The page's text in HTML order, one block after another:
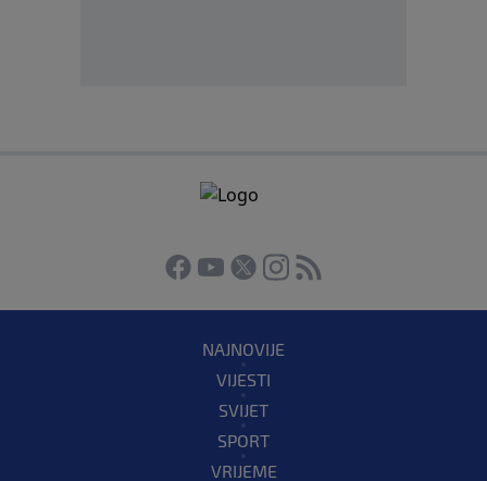
NAJNOVIJE
VIJESTI
SVIJET
SPORT
VRIJEME